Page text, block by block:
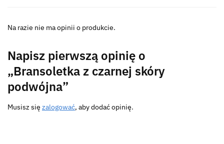
Na razie nie ma opinii o produkcie.
Napisz pierwszą opinię o
„Bransoletka z czarnej skóry
podwójna”
Musisz się zalogować, aby dodać opinię.